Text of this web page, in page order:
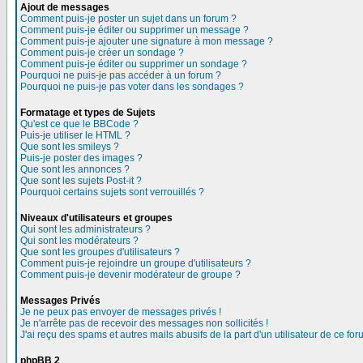
Ajout de messages
Comment puis-je poster un sujet dans un forum ?
Comment puis-je éditer ou supprimer un message ?
Comment puis-je ajouter une signature à mon message ?
Comment puis-je créer un sondage ?
Comment puis-je éditer ou supprimer un sondage ?
Pourquoi ne puis-je pas accéder à un forum ?
Pourquoi ne puis-je pas voter dans les sondages ?
Formatage et types de Sujets
Qu'est ce que le BBCode ?
Puis-je utiliser le HTML ?
Que sont les smileys ?
Puis-je poster des images ?
Que sont les annonces ?
Que sont les sujets Post-it ?
Pourquoi certains sujets sont verrouillés ?
Niveaux d'utilisateurs et groupes
Qui sont les administrateurs ?
Qui sont les modérateurs ?
Que sont les groupes d'utilisateurs ?
Comment puis-je rejoindre un groupe d'utilisateurs ?
Comment puis-je devenir modérateur de groupe ?
Messages Privés
Je ne peux pas envoyer de messages privés !
Je n'arrête pas de recevoir des messages non sollicités !
J'ai reçu des spams et autres mails abusifs de la part d'un utilisateur de ce
phpBB 2